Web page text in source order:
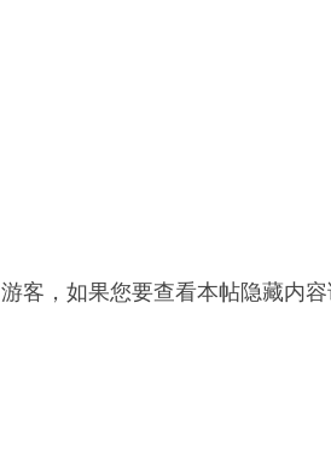
游客，如果您要查看本帖隐藏内容